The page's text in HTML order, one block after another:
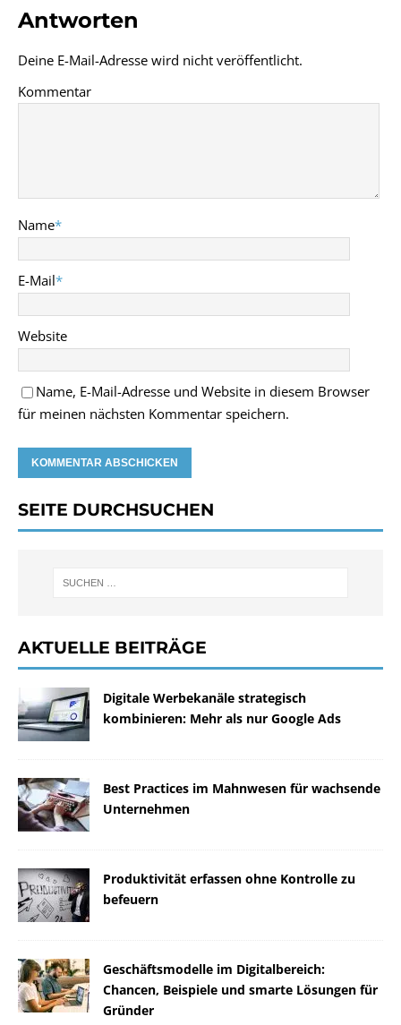
Antworten
Deine E-Mail-Adresse wird nicht veröffentlicht.
Kommentar
Name*
E-Mail*
Website
Name, E-Mail-Adresse und Website in diesem Browser
für meinen nächsten Kommentar speichern.
SEITE DURCHSUCHEN
AKTUELLE BEITRÄGE
Digitale Werbekanäle strategisch
kombinieren: Mehr als nur Google Ads
Best Practices im Mahnwesen für wachsende
Unternehmen
Produktivität erfassen ohne Kontrolle zu
befeuern
Geschäftsmodelle im Digitalbereich:
Chancen, Beispiele und smarte Lösungen für
Gründer